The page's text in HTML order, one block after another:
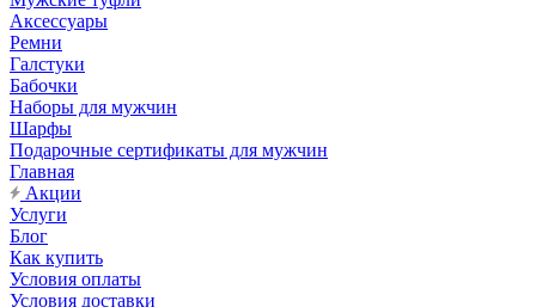
Аксессуары
Ремни
Галстуки
Бабочки
Наборы для мужчин
Шарфы
Подарочные сертификаты для мужчин
Главная
Акции
Услуги
Блог
Как купить
Условия оплаты
Условия доставки